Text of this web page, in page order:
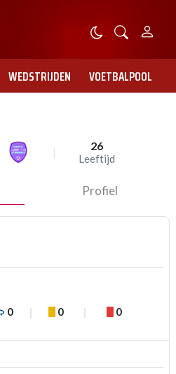
WEDSTRIJDEN VOETBALPOOL
26
Leeftijd
Profiel
0 0 0